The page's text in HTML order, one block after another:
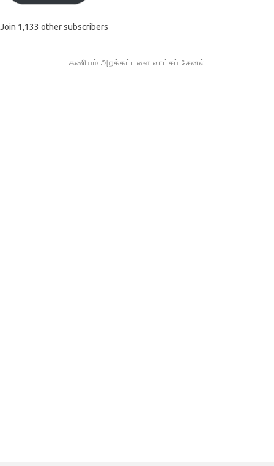
Join 1,133 other subscribers
கணியம் அறக்கட்டளை வாட்சப் சேனல்